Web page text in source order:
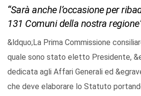
“Sarà anche l’occasione per
131 Comuni della nostra
&ldquo;La Prima Commissione
quale sono stato eletto Presidente,
dedicata agli Affari Generali ed
che deve elaborare lo Statuto